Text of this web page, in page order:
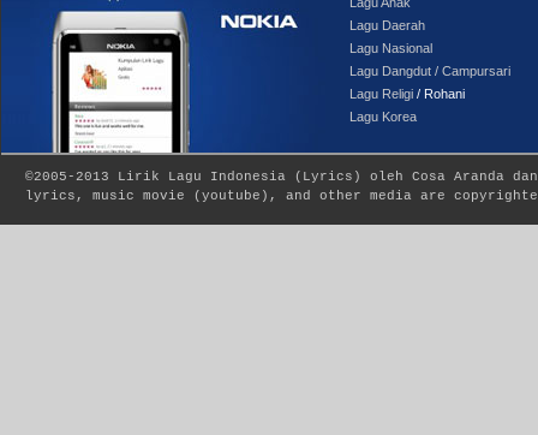
Lagu Daerah
Lagu Nasional
Lagu Dangdut / Campursari
Lagu Religi / Rohani
Lagu Korea
©2005-2013 Lirik Lagu Indonesia ( Lyrics ) oleh Cosa Aranda
lyrics, music movie (youtube), and other media are